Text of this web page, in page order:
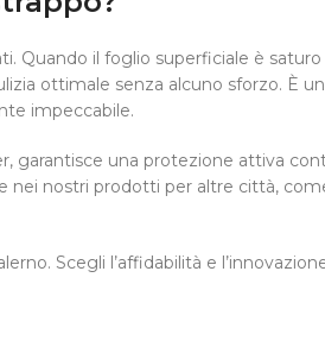
Quando il foglio superficiale è
ottimale senza alcuno sforzo. È
impeccabile.
garantisce una protezione attiva
nei nostri prodotti per altre città,
Scegli l’affidabilità e